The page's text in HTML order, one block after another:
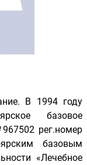
В 1994 году
базовое
рег.номер
базовым
«Лечебное